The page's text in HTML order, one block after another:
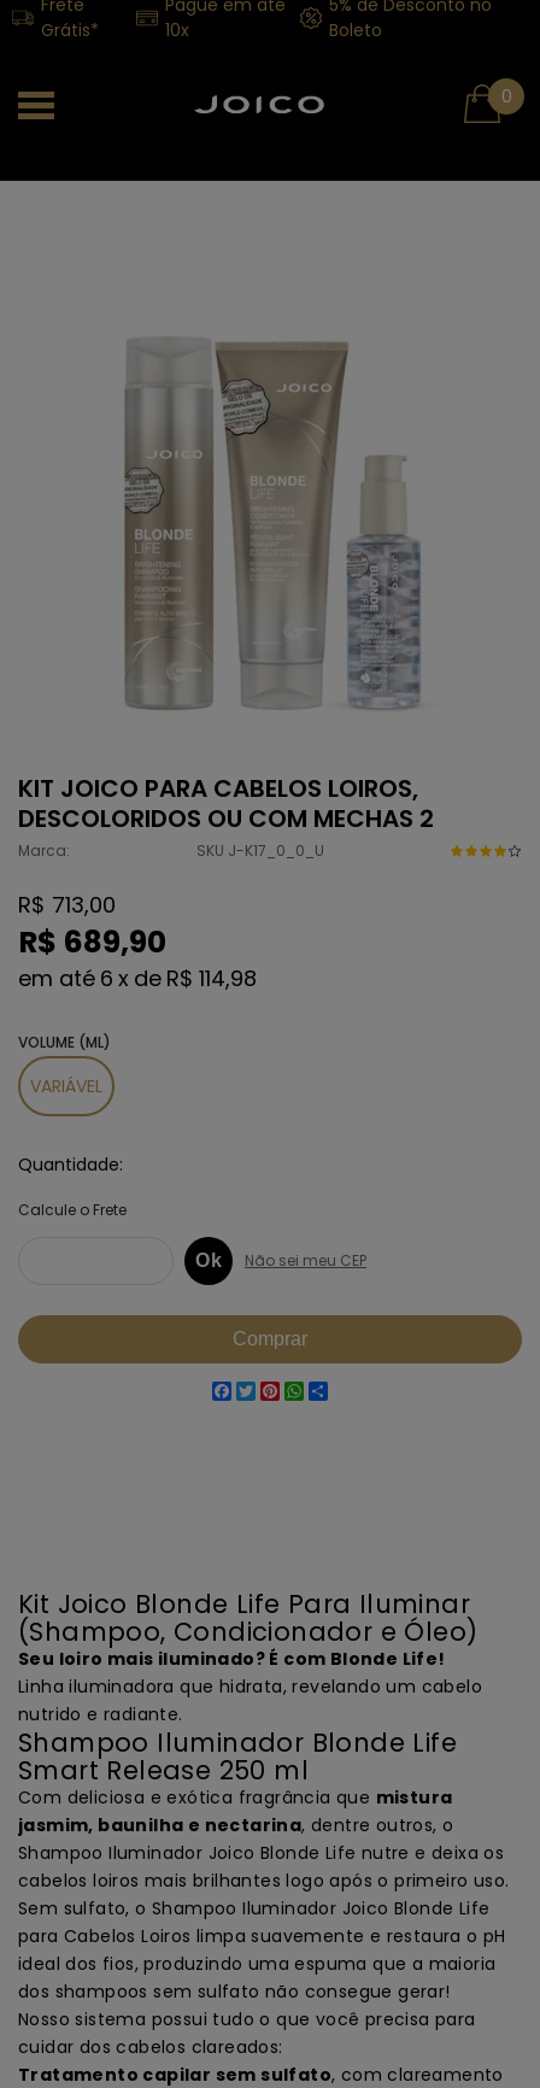
Frete
Grátis*
Pague em até
10x
5% de Desconto no
Boleto
0
KIT JOICO PARA CABELOS LOIROS,
DESCOLORIDOS OU COM MECHAS 2
Marca: SKU J-K17_0_0_U
R$ 713,00
R$ 689,90
6 x de R$ 114,98
VOLUME (ML)
VARIÁVEL
Quantidade
Facebook
Twitter
Pinterest
WhatsApp
Kit Joico Blonde Life Para Iluminar
(Shampoo, Condicionador e Óleo)
Seu loiro mais iluminado? É com Blonde Life!
Linha iluminadora que hidrata, revelando um cabelo
nutrido e radiante.
Shampoo Iluminador Blonde Life
Smart Release 250 ml
Com deliciosa e exótica fragrância que mistura
jasmim, baunilha e nectarina, dentre outros, o
Shampoo Iluminador Joico Blonde Life nutre e deixa os
cabelos loiros mais brilhantes logo após o primeiro uso.
Sem sulfato, o Shampoo Iluminador Joico Blonde Life
para Cabelos Loiros limpa suavemente e restaura o pH
ideal dos fios, produzindo uma espuma que a maioria
dos shampoos sem sulfato não consegue gerar!
Nosso sistema possui tudo o que você precisa para
cuidar dos cabelos clareados:
Tratamento capilar sem sulfato, com clareamento